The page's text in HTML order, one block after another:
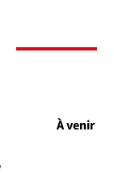
À venir